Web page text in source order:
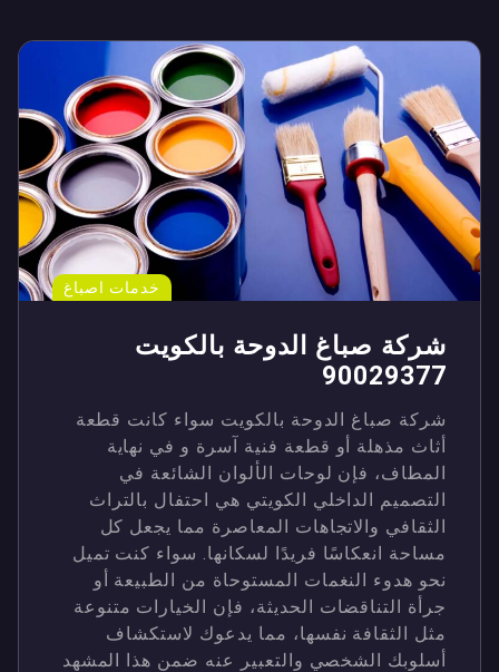
خدمات اصباغ
شركة صباغ الدوحة بالكويت
90029377
شركة صباغ الدوحة بالكويت سواء كانت قطعة
أثاث مذهلة أو قطعة فنية آسرة و في نهاية
المطاف، فإن لوحات الألوان الشائعة في
التصميم الداخلي الكويتي هي احتفال بالتراث
الثقافي والاتجاهات المعاصرة مما يجعل كل
مساحة انعكاسًا فريدًا لسكانها. سواء كنت تميل
نحو هدوء النغمات المستوحاة من الطبيعة أو
جرأة التناقضات الحديثة، فإن الخيارات متنوعة
مثل الثقافة نفسها، مما يدعوك لاستكشاف
أسلوبك الشخصي والتعبير عنه ضمن هذا المشهد